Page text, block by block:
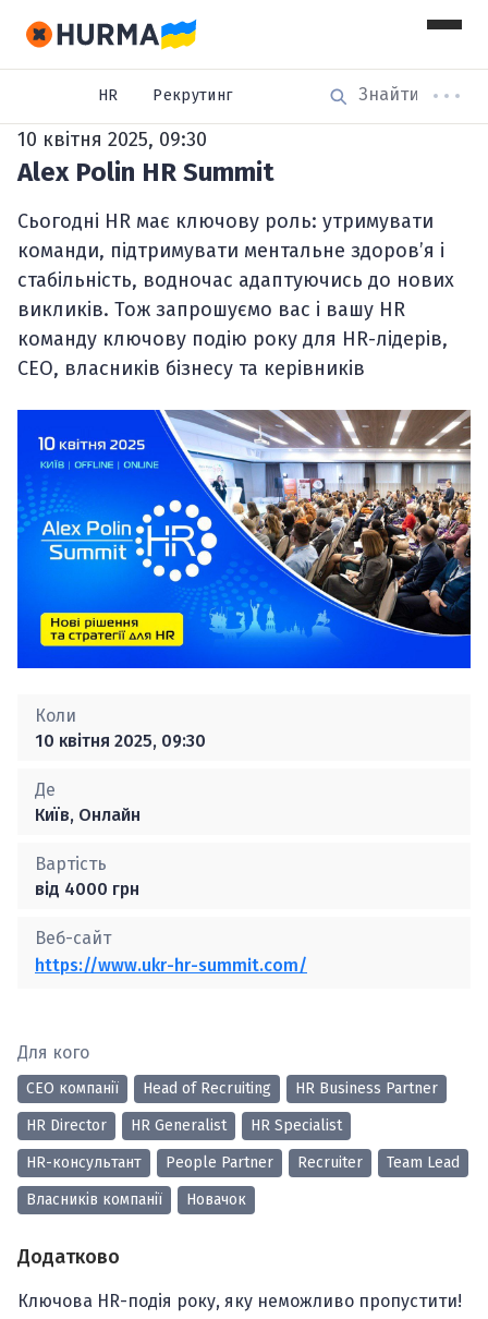
HR Рекрутинг
10 квітня 2025, 09:30
Alex Polin HR Summit
Сьогодні HR має ключову роль: утримувати
команди, підтримувати ментальне здоров’я і
стабільність, водночас адаптуючись до нових
викликів. Тож запрошуємо вас і вашу HR
команду ключову подію року для HR-лідерів,
CEO, власників бізнесу та керівників
Для кого
CEO компанії Head of Recruiting
HR Business Partner
HR Director
HR Generalist
HR Specialist
HR-консультант
People Partner Recruiter
Team Lead
Власників компанії
Новачок
Додатково
Ключова HR-подія року, яку неможливо пропустити!
Коли
10 квітня 2025, 09:30
Де
Київ, Онлайн
Вартість
від 4000 грн
Веб-сайт
https://www.ukr-hr-summit.com/